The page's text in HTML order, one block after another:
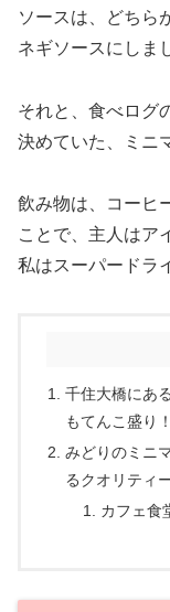
ソースは、どちら
ネギソースにしま
それと、食べログ
決めていた、ミニ
飲み物は、コーヒ
ことで、主人はア
私はスーパードラ
千住大橋にあ
もてんこ盛り
みどりのミニ
るクオリティ
カフェ